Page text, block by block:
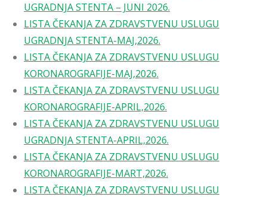
UGRADNJA STENTA – JUNI 2026.
LISTA ČEKANJA ZA ZDRAVSTVENU USLUGU
UGRADNJA STENTA-MAJ,2026.
LISTA ČEKANJA ZA ZDRAVSTVENU USLUGU
KORONAROGRAFIJE-MAJ,2026.
LISTA ČEKANJA ZA ZDRAVSTVENU USLUGU
KORONAROGRAFIJE-APRIL,2026.
LISTA ČEKANJA ZA ZDRAVSTVENU USLUGU
UGRADNJA STENTA-APRIL,2026.
LISTA ČEKANJA ZA ZDRAVSTVENU USLUGU
KORONAROGRAFIJE-MART,2026.
LISTA ČEKANJA ZA ZDRAVSTVENU USLUGU